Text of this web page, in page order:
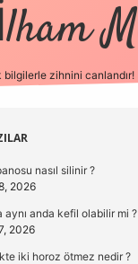
bilgilerle zihnini canlandır!
nasıl silinir ?
2026
aynı anda kefil olabilir mi ?
2026
iki horoz ötmez nedir ?